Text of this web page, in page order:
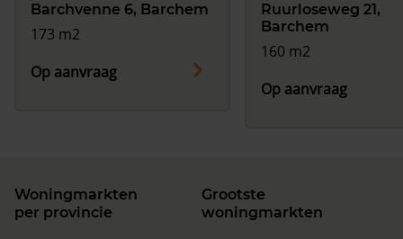
Barchvenne 6, Barchem
173 m2
Op aanvraag
Ruurloseweg 21,
Barchem
160 m2
Op aanvraag
Woningmarkten
per provincie
Grootste
woningmarkten